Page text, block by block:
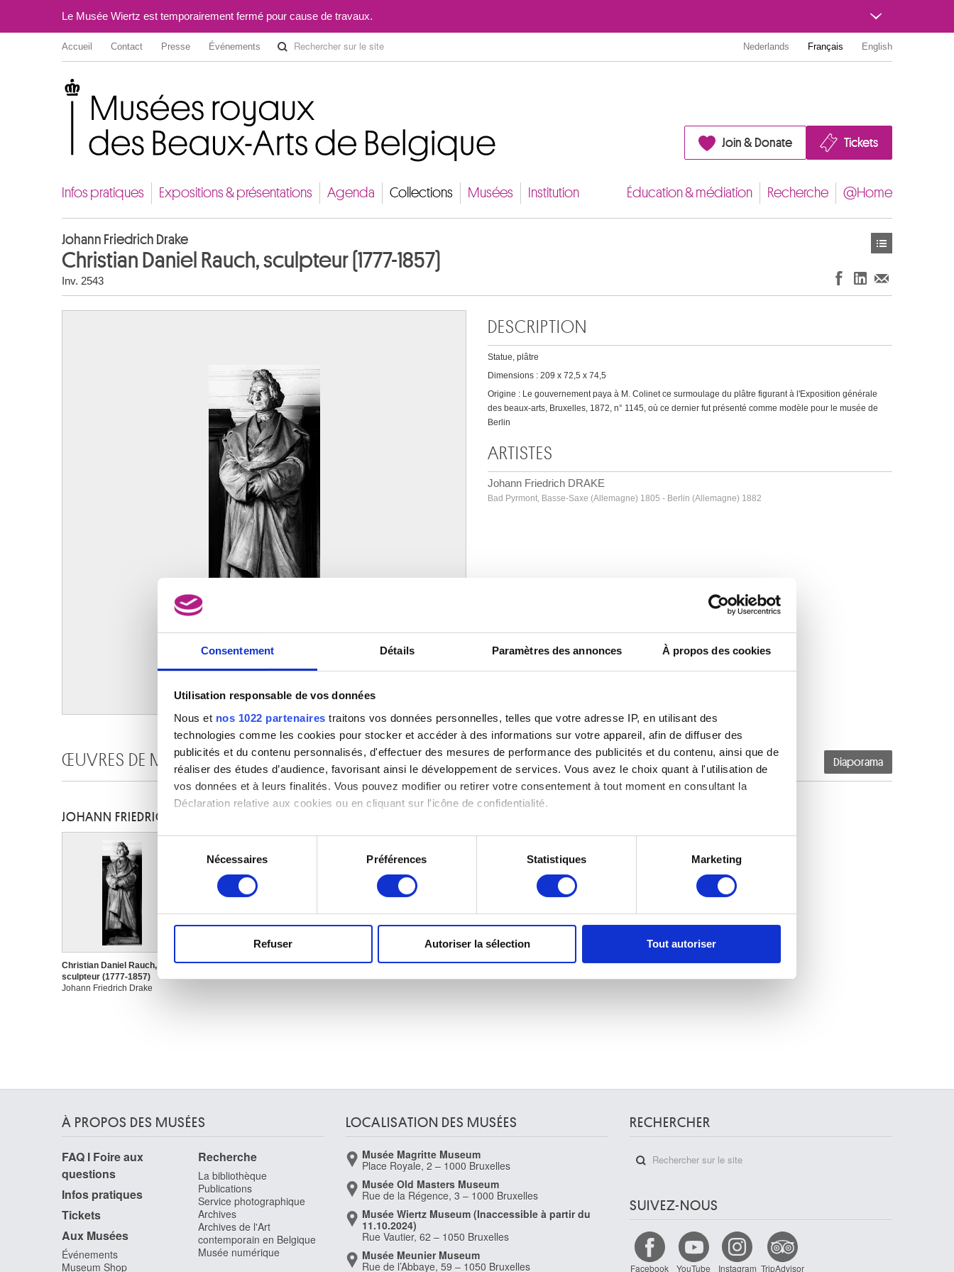
Consentement Détails Paramètres des annonces À propos des cookies
Utilisation responsable de vos données
Nous et nos 1022 partenaires traitons vos données personnelles, telles que votre adresse IP, en utilisant des
technologies comme les cookies pour stocker et accéder à des informations sur votre appareil, afin de diffuser des
publicités et du contenu personnalisés, d'effectuer des mesures de performance des publicités et du contenu, ainsi que de
réaliser des études d’audience, favorisant ainsi le développement de services. Vous avez le choix quant à l'utilisation de
vos données et à leurs finalités. Vous pouvez modifier ou retirer votre consentement à tout moment en consultant la
Déclaration relative aux cookies ou en cliquant sur l'icône de confidentialité.
Si vous le permettez, nous aimerions également :
Collecter des informations sur votre localisation géographique qui peuvent être précises à plusieurs mètres près
digitales).
consentement
Nécessaires Préférences Statistiques Marketing
Refuser Autoriser la sélection Tout autoriser
Le Musée Wiertz est temporairement fermé pour cause de travaux.
Accueil Contact Presse Événements Nederlands Français English
Join & Donate Tickets
Infos pratiques Expositions & présentations Agenda Collections Musées Institution Éducation & médiation Recherche @Home
Johann Friedrich Drake
Christian Daniel Rauch, sculpteur (1777-1857)
Inv. 2543
DESCRIPTION
Statue, plâtre
Dimensions : 209 x 72,5 x 74,5
Origine : Le gouvernement paya à M. Colinet ce surmoulage du plâtre figurant à l'Exposition générale
des beaux-arts, Bruxelles, 1872, n° 1145, où ce dernier fut présenté comme modèle pour le musée de
Berlin
ARTISTES
Johann Friedrich DRAKE
Bad Pyrmont, Basse-Saxe (Allemagne) 1805 - Berlin (Allemagne) 1882
ŒUVRES DE MÊME AUTEUR Diaporama
JOHANN FRIEDRICH DRAKE
Christian Daniel Rauch,
sculpteur (1777-1857)
Johann Friedrich Drake
À PROPOS DES MUSÉES
FAQ I Foire aux
questions
Infos pratiques
Tickets
Aux Musées
Événements
Museum Shop
Recherche
La bibliothèque
Publications
Service photographique
Archives
Archives de l'Art
contemporain en Belgique
Musée numérique
LOCALISATION DES MUSÉES
Musée Magritte Museum
Place Royale, 2 – 1000 Bruxelles
Musée Old Masters Museum
Rue de la Régence, 3 – 1000 Bruxelles
Musée Wiertz Museum (Inaccessible à partir du
11.10.2024)
Rue Vautier, 62 – 1050 Bruxelles
Musée Meunier Museum
Rue de l’Abbaye, 59 – 1050 Bruxelles
RECHERCHER
SUIVEZ-NOUS
Facebook YouTube Instagram TripAdvisor